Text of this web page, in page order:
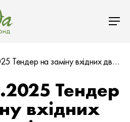
RFP 01.09.2025 Тендер на заміну вхідних дверей в кімнатах ВПО МТП гуртожитку Кам’янського енер…
Тендер
вхідних